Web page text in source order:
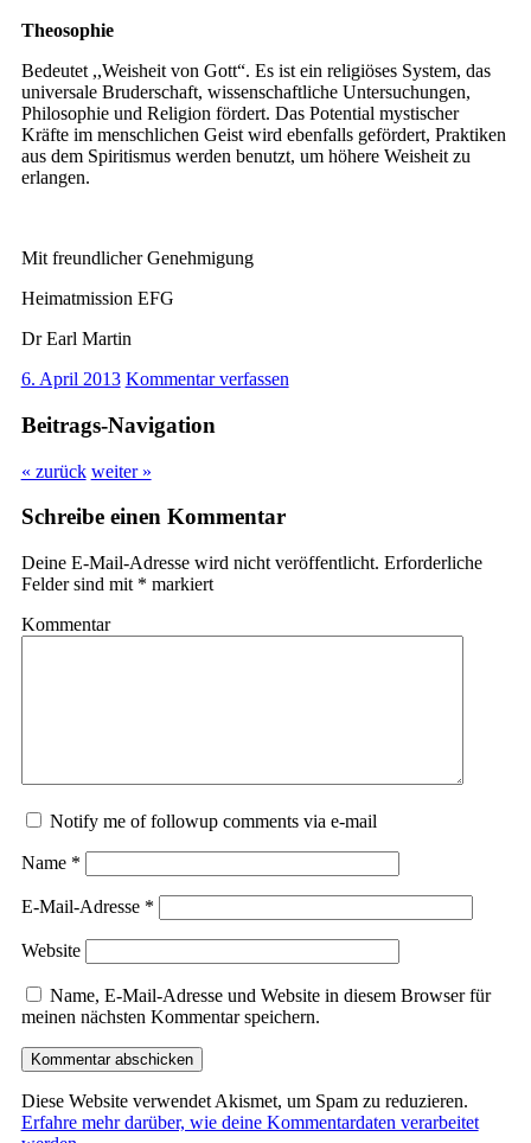
Theosophie
Bedeutet ,,Weisheit von Gott“. Es ist ein religiöses System, das
universale Bruderschaft, wissenschaftliche Untersuchungen,
Philosophie und Religion fördert. Das Potential mystischer
Kräfte im menschlichen Geist wird ebenfalls gefördert, Praktiken
aus dem Spiritismus werden benutzt, um höhere Weisheit zu
erlangen.
Mit freundlicher Genehmigung
Heimatmission EFG
Dr Earl Martin
6. April 2013 Kommentar verfassen
Beitrags-Navigation
« zurück weiter »
Schreibe einen Kommentar
Deine E-Mail-Adresse wird nicht veröffentlicht. Erforderliche
Felder sind mit * markiert
Kommentar
Notify me of followup comments via e-mail
Name *
E-Mail-Adresse *
Website
Name, E-Mail-Adresse und Website in diesem Browser für
meinen nächsten Kommentar speichern.
Diese Website verwendet Akismet, um Spam zu reduzieren.
Erfahre mehr darüber, wie deine Kommentardaten verarbeitet